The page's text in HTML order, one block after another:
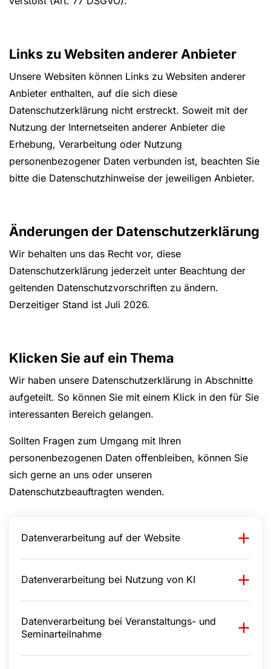
Links zu Websiten anderer Anbieter
Unsere Websiten können Links zu Websiten anderer
Anbieter enthalten, auf die sich diese
Datenschutzerklärung nicht erstreckt. Soweit mit der
Nutzung der Internetseiten anderer Anbieter die
Erhebung, Verarbeitung oder Nutzung
personenbezogener Daten verbunden ist, beachten Sie
bitte die Datenschutzhinweise der jeweiligen Anbieter.
Änderungen der Datenschutzerklärung
Wir behalten uns das Recht vor, diese
Datenschutzerklärung jederzeit unter Beachtung der
geltenden Datenschutzvorschriften zu ändern.
Derzeitiger Stand ist Juli 2026.
Klicken Sie auf ein Thema
Wir haben unsere Datenschutzerklärung in Abschnitte
aufgeteilt. So können Sie mit einem Klick in den für Sie
interessanten Bereich gelangen.
Sollten Fragen zum Umgang mit Ihren
personenbezogenen Daten offenbleiben, können Sie
sich gerne an uns oder unseren
Datenschutzbeauftragten wenden.
Datenverarbeitung auf der Website
Datenverarbeitung bei Nutzung von KI
Datenverarbeitung bei Veranstaltungs- und
Seminarteilnahme